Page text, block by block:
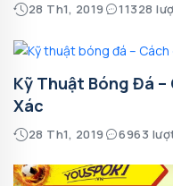
28 Th1, 2019 11328
Kỹ Thuật Bóng Đá –
Xác
28 Th1, 2019 6963